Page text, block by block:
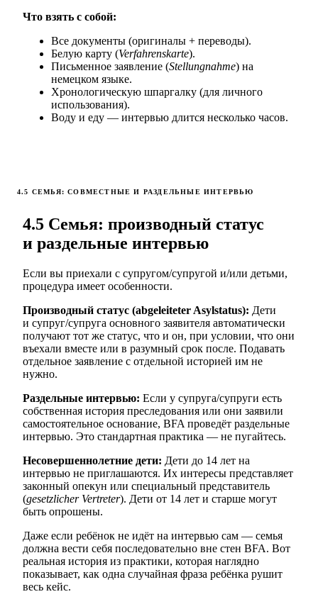
Что взять с собой:
Все документы (оригиналы + переводы).
Белую карту (Verfahrenskarte).
Письменное заявление (Stellungnahme) на
немецком языке.
Хронологическую шпаргалку (для личного
использования).
Воду и еду — интервью длится несколько часов.
4.5 СЕМЬЯ: СОВМЕСТНЫЕ И РАЗДЕЛЬНЫЕ ИНТЕРВЬЮ
4.5 Семья: производный статус
и раздельные интервью
Если вы приехали с супругом/супругой и/или детьми,
процедура имеет особенности.
Производный статус (abgeleiteter Asylstatus): Дети
и супруг/супруга основного заявителя автоматически
получают тот же статус, что и он, при условии, что они
въехали вместе или в разумный срок после. Подавать
отдельное заявление с отдельной историей им не
нужно.
Раздельные интервью: Если у супруга/супруги есть
собственная история преследования или они заявили
самостоятельное основание, BFA проведёт раздельные
интервью. Это стандартная практика — не пугайтесь.
Несовершеннолетние дети: Дети до 14 лет на
интервью не приглашаются. Их интересы представляет
законный опекун или специальный представитель
(gesetzlicher Vertreter). Дети от 14 лет и старше могут
быть опрошены.
Даже если ребёнок не идёт на интервью сам — семья
должна вести себя последовательно вне стен BFA. Вот
реальная история из практики, которая наглядно
показывает, как одна случайная фраза ребёнка рушит
весь кейс.